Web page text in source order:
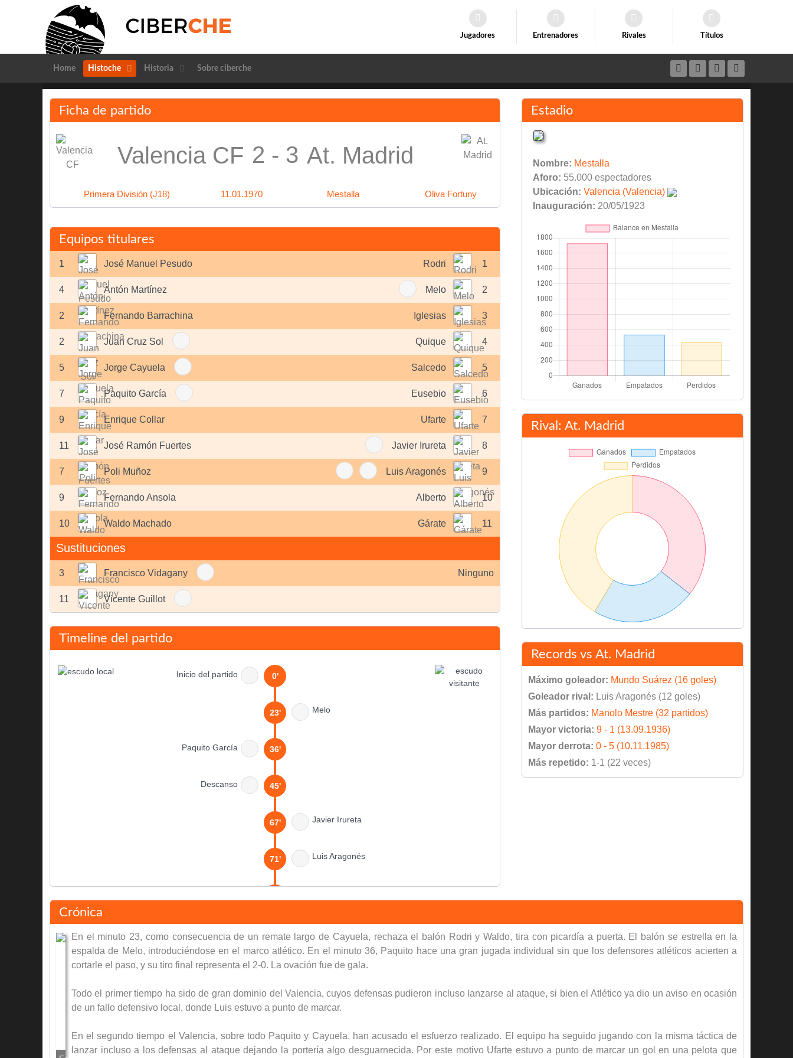
Jugadores Entrenadores Rivales Títulos
Home Histoche Historia Sobre ciberche
Ficha de partido
Valencia CF 2 - 3 At. Madrid
Primera División (J18) 11.01.1970 Mestalla Oliva Fortuny
Equipos titulares
1 José Manuel Pesudo
4 Antón Martínez
2 Fernando Barrachina
2 Juan Cruz Sol
5 Jorge Cayuela
7 Paquito García
9 Enrique Collar
11 José Ramón Fuertes
7 Poli Muñoz
9 Fernando Ansola
10 Waldo Machado
Sustituciones
3 Francisco Vidagany
11 Vicente Guillot
1
Rodri
2
Melo
3
Iglesias
4
Quique
5
Salcedo
6
Eusebio
7
Ufarte
8
Javier Irureta
9
Luis Aragonés
10
Alberto
11
Gárate
Ninguno
Timeline del partido
Inicio del partido 0'
Melo
23'
Paquito García 36'
Descanso 45'
Javier Irureta
67'
Luis Aragonés
71'
Juan Cruz Sol
Jorge Cayuela
80'
Luis Aragonés
Final del partido 90'
Estadio
Nombre: Mestalla
Aforo: 55.000 espectadores
Ubicación: Valencia (Valencia)
Inauguración: 20/05/1923
Rival: At. Madrid
Records vs At. Madrid
Máximo goleador: Mundo Suárez (16 goles)
Goleador rival: Luis Aragonés (12 goles)
Más partidos: Manolo Mestre (32 partidos)
Mayor victoria: 9 - 1 (13.09.1936)
Mayor derrota: 0 - 5 (10.11.1985)
Más repetido: 1-1 (22 veces)
Crónica
En el minuto 23, como consecuencia de un remate largo de Cayuela, rechaza el balón Rodri y Waldo, tira con picardía a puerta. El balón se estrella en la
espalda de Melo, introduciéndose en el marco atlético. En el minuto 36, Paquito hace una gran jugada individual sin que los defensores atléticos acierten a
cortarle el paso, y su tiro final representa el 2-0. La ovación fue de gala.
Todo el primer tiempo ha sido de gran dominio del Valencia, cuyos defensas pudieron incluso lanzarse al ataque, si bien el Atlético ya dio un aviso en ocasión
de un fallo defensivo local, donde Luis estuvo a punto de marcar.
En el segundo tiempo el Valencia, sobre todo Paquito y Cayuela, han acusado el esfuerzo realizado. El equipo ha seguido jugando con la misma táctica de
lanzar incluso a los defensas al ataque dejando la portería algo desguarnecida. Por este motivo Ufarte estuvo a punto de marcar un gol en una pelota que